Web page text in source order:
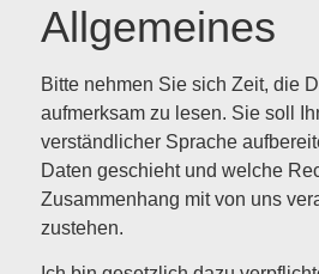
Allgemeines
Bitte nehmen Sie sich Zeit, die
aufmerksam zu lesen. Sie soll
verständlicher Sprache
Daten geschieht und welche
Zusammenhang mit von uns
zustehen.